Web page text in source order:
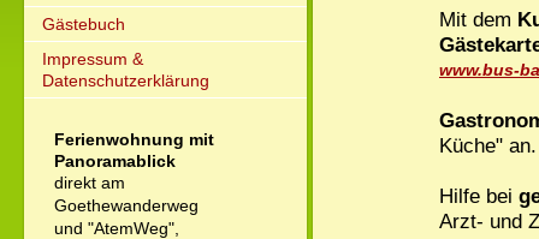
Gästebuch
Impressum &
Datenschutzerklärung
Ferienwohnung mit
Panoramablick
direkt am
Goethewanderweg
und "AtemWeg",
Mit dem
www.bus-
Küche" an.
Hilfe bei
Arzt- und